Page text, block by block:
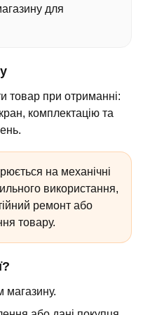
для
товар при отриманні:
комплектацію та
на механічні
використання,
ремонт або
товару.
магазину.